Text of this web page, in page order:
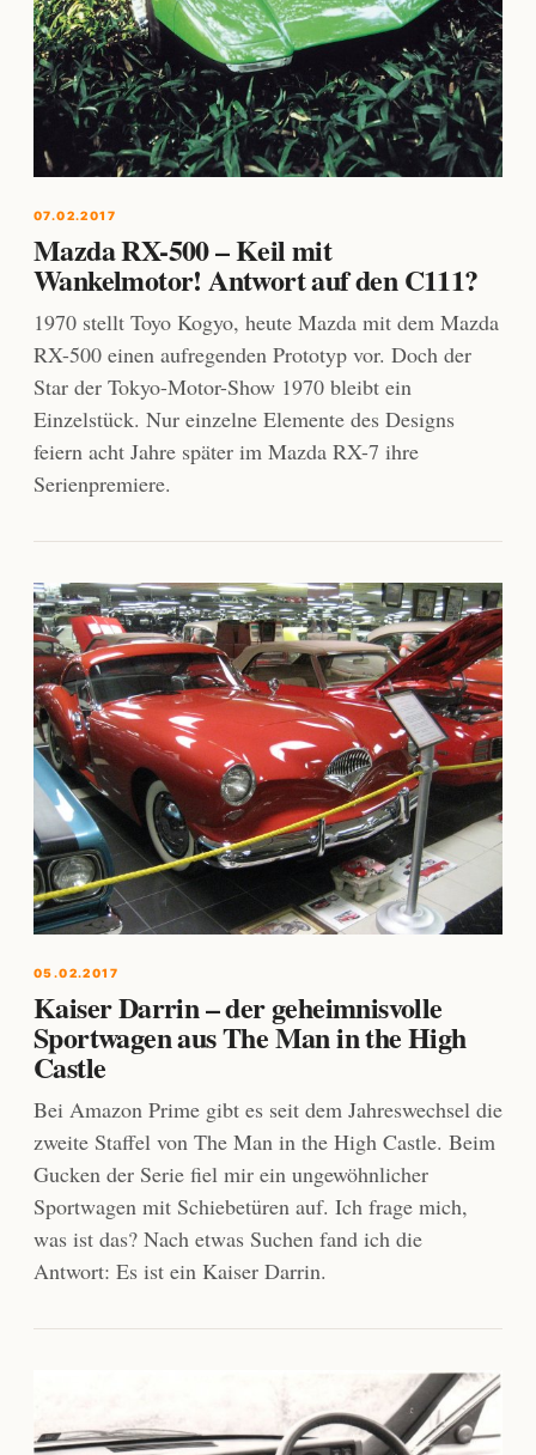
07.02.2017
Mazda RX-500 – Keil mit
Wankelmotor! Antwort auf den C111?
1970 stellt Toyo Kogyo, heute Mazda mit dem Mazda
RX-500 einen aufregenden Prototyp vor. Doch der
Star der Tokyo-Motor-Show 1970 bleibt ein
Einzelstück. Nur einzelne Elemente des Designs
feiern acht Jahre später im Mazda RX-7 ihre
Serienpremiere.
05.02.2017
Kaiser Darrin – der geheimnisvolle
Sportwagen aus The Man in the High
Castle
Bei Amazon Prime gibt es seit dem Jahreswechsel die
zweite Staffel von The Man in the High Castle. Beim
Gucken der Serie fiel mir ein ungewöhnlicher
Sportwagen mit Schiebetüren auf. Ich frage mich,
was ist das? Nach etwas Suchen fand ich die
Antwort: Es ist ein Kaiser Darrin.